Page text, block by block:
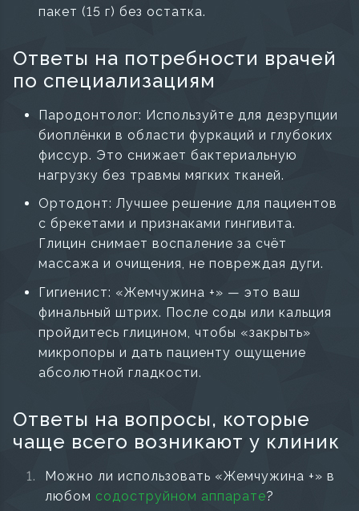
пакет (15 г) без остатка.
Ответы на потребности врачей
по специализациям
Пародонтолог: Используйте для дезрупции
биоплёнки в области фуркаций и глубоких
фиссур. Это снижает бактериальную
нагрузку без травмы мягких тканей.
Ортодонт: Лучшее решение для пациентов
с брекетами и признаками гингивита.
Глицин снимает воспаление за счёт
массажа и очищения, не повреждая дуги.
Гигиенист: «Жемчужина +» — это ваш
финальный штрих. После соды или кальция
пройдитесь глицином, чтобы «закрыть»
микропоры и дать пациенту ощущение
абсолютной гладкости.
Ответы на вопросы, которые
чаще всего возникают у клиник
Можно ли использовать «Жемчужина +» в
любом содоструйном аппарате?